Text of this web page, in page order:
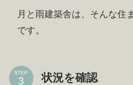
月と雨建築舎は、そんな住
です。
STEP 状況を確認